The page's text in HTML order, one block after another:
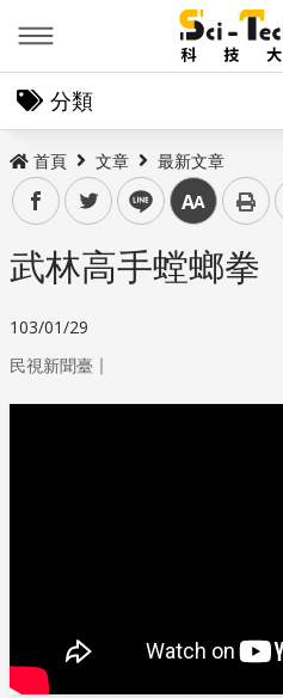
分類
首頁 文章 最新文章
facebooktwitter line 中
武林高手螳螂拳
103/01/29
民視新聞臺 ｜